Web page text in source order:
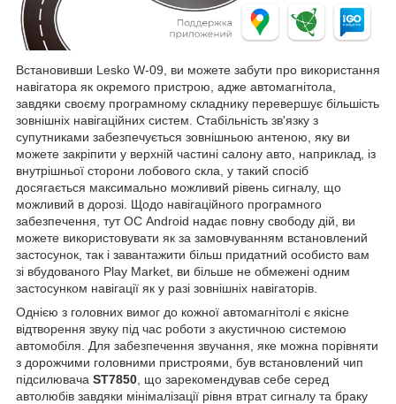
Встановивши Lesko W-09, ви можете забути про використання
навігатора як окремого пристрою, адже автомагнітола,
завдяки своєму програмному складнику перевершує більшість
зовнішніх навігаційних систем. Стабільність зв'язку з
супутниками забезпечується зовнішньою антеною, яку ви
можете закріпити у верхній частині салону авто, наприклад, із
внутрішньої сторони лобового скла, у такий спосіб
досягається максимально можливий рівень сигналу, що
можливий в дорозі. Щодо навігаційного програмного
забезпечення, тут ОС Android надає повну свободу дій, ви
можете використовувати як за замовчуванням встановлений
застосунок, так і завантажити більш придатний особисто вам
зі вбудованого Play Market, ви більше не обмежені одним
застосунком навігації як у разі зовнішніх навігаторів.
Однією з головних вимог до кожної автомагнітолі є якісне
відтворення звуку під час роботи з акустичною системою
автомобіля. Для забезпечення звучання, яке можна порівняти
з дорожчими головними пристроями, був встановлений чип
підсилювача ST7850 , що зарекомендував себе серед
автолюбів завдяки мінімалізації рівня втрат сигналу та браку